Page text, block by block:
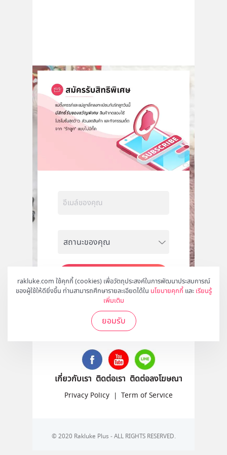
rakluke.com ใช้คุกกี้ (cookies) เพื่อวัตถุประสงค์ในการพัฒนาประสบการณ์
ของผู้ใช้ให้ดียิ่งขึ้น ท่านสามารถศึกษารายละเอียดได้ใน นโยบายคุกกี้ และ เรียนรู้
เพิ่มเติม
ยอมรับ
สมัคร
ติดตามเราได้ที่
เกี่ยวกับเรา ติดต่อเรา ติดต่อลงโฆษณา
Privacy Policy | Term of Service
© 2020 Rakluke Plus - ALL RIGHTS RESERVED.